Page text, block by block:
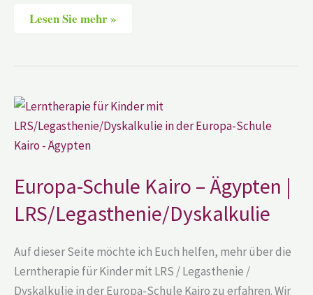
Lesen Sie mehr »
Europa-Schule Kairo – Ägypten |
LRS/Legasthenie/Dyskalkulie
Auf dieser Seite möchte ich Euch helfen, mehr über die
Lerntherapie für Kinder mit LRS / Legasthenie /
Dyskalkulie in der Europa-Schule Kairo zu erfahren. Wir
Europa-
Schule
Kairo
–
Ägypten